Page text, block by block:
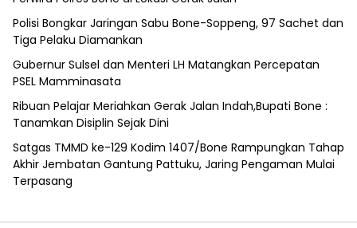
Polisi Bongkar Jaringan Sabu Bone-Soppeng, 97 Sachet dan
Tiga Pelaku Diamankan
Gubernur Sulsel dan Menteri LH Matangkan Percepatan
PSEL Mamminasata
Ribuan Pelajar Meriahkan Gerak Jalan Indah,Bupati Bone :
Tanamkan Disiplin Sejak Dini
Satgas TMMD ke-129 Kodim 1407/Bone Rampungkan Tahap
Akhir Jembatan Gantung Pattuku, Jaring Pengaman Mulai
Terpasang